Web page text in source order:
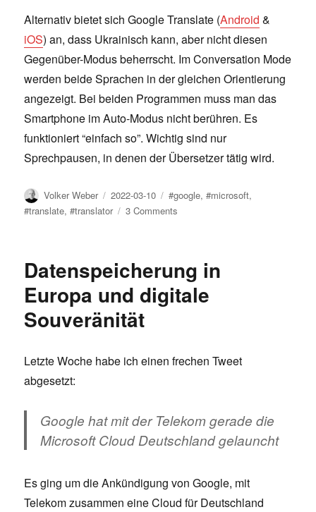
Alternativ bietet sich Google Translate (Android &
iOS) an, dass Ukrainisch kann, aber nicht diesen
Gegenüber-Modus beherrscht. Im Conversation Mode
werden beide Sprachen in der gleichen Orientierung
angezeigt. Bei beiden Programmen muss man das
Smartphone im Auto-Modus nicht berühren. Es
funktioniert “einfach so”. Wichtig sind nur
Sprechpausen, in denen der Übersetzer tätig wird.
Author
Volker Weber
Posted
on
2022-03-10 Tags
#google,#microsoft,
#translate,#translator 3 Comments
man
keine
gemeinsame
Datenspeicherung in
Europa und digitale
Souveränität
Letzte Woche habe ich einen frechen Tweet
abgesetzt:
Google hat mit der Telekom gerade die
Microsoft Cloud Deutschland gelauncht
Es ging um die Ankündigung von Google, mit
Telekom zusammen eine Cloud für Deutschland